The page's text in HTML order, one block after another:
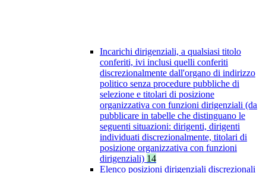
Incarichi dirigenziali, a qualsiasi titolo
conferiti, ivi inclusi quelli conferiti
discrezionalmente dall'organo di indirizzo
politico senza procedure pubbliche di
selezione e titolari di posizione
organizzativa con funzioni dirigenziali (da
pubblicare in tabelle che distinguano le
seguenti situazioni: dirigenti, dirigenti
individuati discrezionalmente, titolari di
posizione organizzativa con funzioni
dirigenziali) 14
Elenco posizioni dirigenziali discrezionali